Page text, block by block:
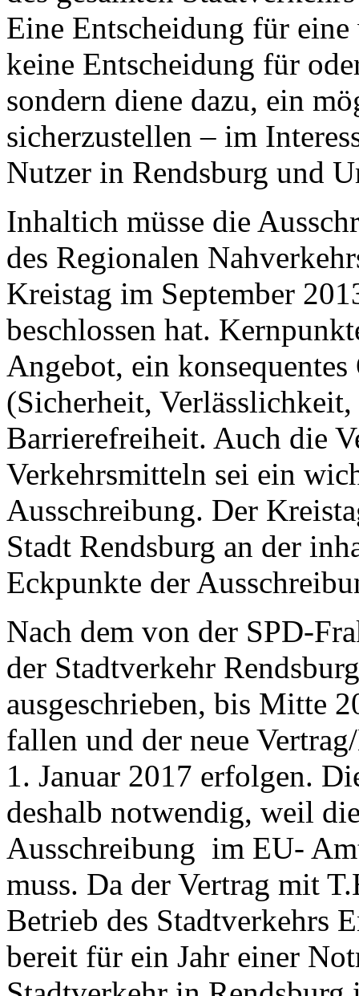
Eine Entscheidung für
keine Entscheidung für
sondern diene dazu, ein
sicherzustellen – im
Nutzer in Rendsburg und
Inhaltich müsse die
des Regionalen
Kreistag im September
beschlossen hat.
Angebot, ein
(Sicherheit,
Barrierefreiheit. Auch die
Verkehrsmitteln sei ein
Ausschreibung. Der
Stadt Rendsburg an der
Eckpunkte der
Nach dem von der SPD-
der Stadtverkehr
ausgeschrieben, bis Mitte
fallen und der neue
1. Januar 2017 erfolgen.
deshalb notwendig, weil
Ausschreibung im EU-
muss. Da der Vertrag mit
Betrieb des Stadtverkehrs
bereit für ein Jahr einer